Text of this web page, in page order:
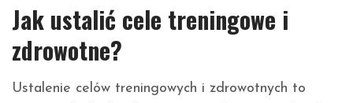
Jak ustalić cele treningowe i
zdrowotne?
Ustalenie celów treningowych i zdrowotnych to